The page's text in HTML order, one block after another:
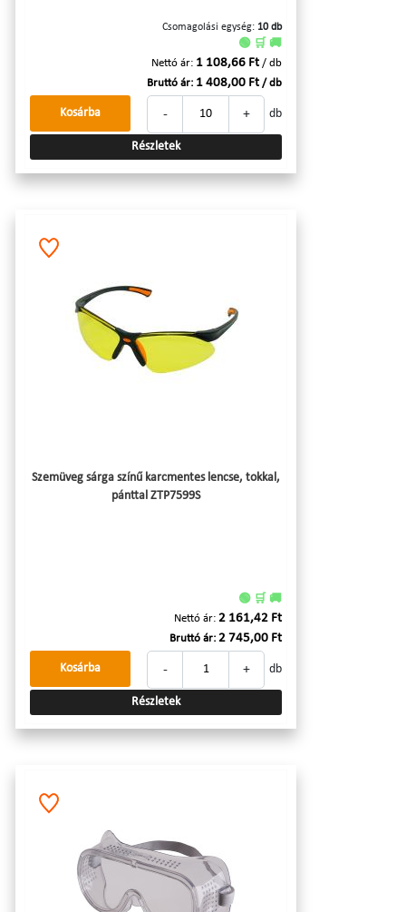
Csomagolási egység: 10 db
🟢 🛒 🚚
Nettó ár: 1 108,66 Ft / db
Bruttó ár: 1 408,00 Ft / db
- + db
Kosárba
Részletek
Szemüveg sárga színű karcmentes lencse, tokkal,
pánttal ZTP7599S
🟢 🛒 🚚
Nettó ár: 2 161,42 Ft
Bruttó ár: 2 745,00 Ft
- + db
Kosárba
Részletek